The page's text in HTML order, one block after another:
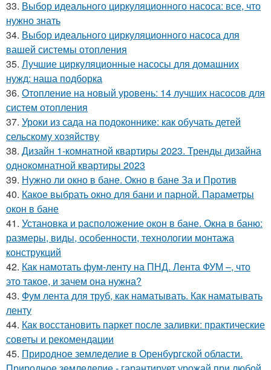
33. Выбор идеального циркуляционного насоса: все, что
нужно знать
34. Выбор идеального циркуляционного насоса для
вашей системы отопления
35. Лучшие циркуляционные насосы для домашних
нужд: наша подборка
36. Отопление на новый уровень: 14 лучших насосов для
систем отопления
37. Уроки из сада на подоконнике: как обучать детей
сельскому хозяйству
38. Дизайн 1-комнатной квартиры 2023. Тренды дизайна
однокомнатной квартиры 2023
39. Нужно ли окно в бане. Окно в бане За и Против
40. Какое выбрать окно для бани и парной. Параметры
окон в бане
41. Установка и расположение окон в бане. Окна в баню:
размеры, виды, особенности, технологии монтажа
конструкций
42. Как намотать фум-ленту на ПНД. Лента ФУМ –, что
это такое, и зачем она нужна?
43. Фум лента для труб, как наматывать. Как наматывать
ленту
44. Как восстановить паркет после заливки: практические
советы и рекомендации
45. Природное земледелие в Оренбургской области.